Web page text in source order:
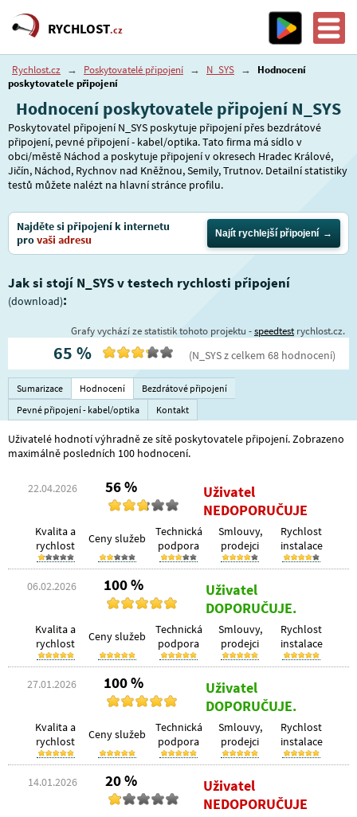
RYCHLOST.cz
Rychlost.cz → Poskytovatelé připojení → N_SYS →
Hodnocení
poskytovatele připojení
Hodnocení poskytovatele připojení N_SYS
Poskytovatel připojení N_SYS poskytuje připojení přes bezdrátové
připojení, pevné připojení - kabel/optika. Tato firma má sídlo v
obci/městě Náchod a poskytuje připojení v okresech Hradec Králové,
Jičín, Náchod, Rychnov nad Kněžnou, Semily, Trutnov. Detailní statistiky
testů můžete nalézt na hlavní stránce profilu.
Najděte si připojení k internetu
provaši adresu Najít rychlejší připojení
Jak si stojí N_SYS v testech rychlosti připojení
(download):
Grafy vychází ze statistik tohoto projektu -speedtestrychlost.cz.
65 % (N_SYSz celkem 68hodnocení)
Sumarizace Hodnocení
Bezdrátové připojení
Pevné připojení - kabel/optika
Kontakt
Uživatelé hodnotí výhradně ze sítě poskytovatele připojení. Zobrazeno
maximálně posledních 100 hodnocení.
22.04.2026 56 %
Uživatel
NEDOPORUČUJE
Kvalita a
rychlost
Ceny služeb
Technická
podpora
Smlouvy,
prodejci
Rychlost
instalace
06.02.2026 100 %
Uživatel
DOPORUČUJE.
Kvalita a
rychlost
Ceny služeb
Technická
podpora
Smlouvy,
prodejci
Rychlost
instalace
27.01.2026 100 %
Uživatel
DOPORUČUJE.
Kvalita a
rychlost
Ceny služeb
Technická
podpora
Smlouvy,
prodejci
Rychlost
instalace
14.01.2026 20 %
Uživatel
NEDOPORUČUJE